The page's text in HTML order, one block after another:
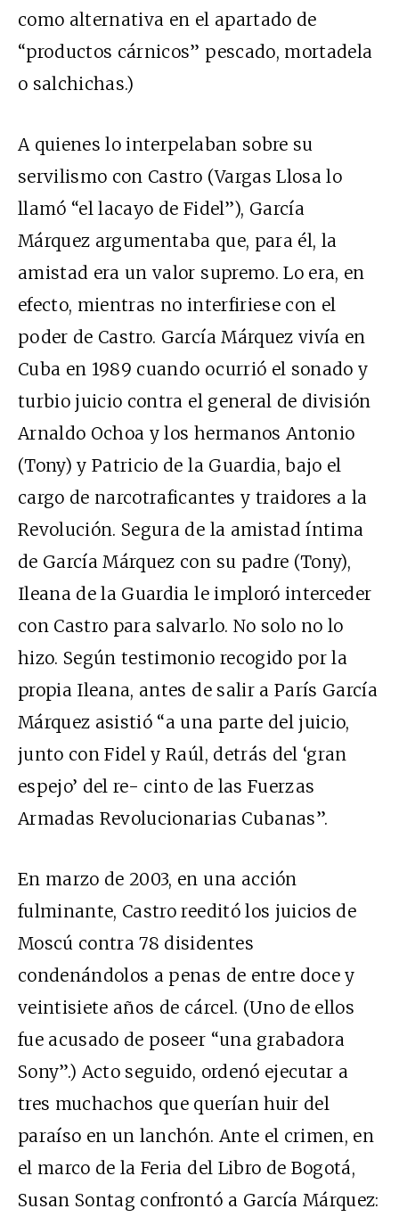
como alternativa en el apartado de
“productos cárnicos” pescado, mortadela
o salchichas.)
A quienes lo interpelaban sobre su
servilismo con Castro (Vargas Llosa lo
llamó “el lacayo de Fidel”), García
Márquez argumentaba que, para él, la
amistad era un valor supremo. Lo era, en
efecto, mientras no interfiriese con el
poder de Castro. García Márquez vivía en
Cuba en 1989 cuando ocurrió el sonado y
turbio juicio contra el general de división
Arnaldo Ochoa y los hermanos Antonio
(Tony) y Patricio de la Guardia, bajo el
cargo de narcotraficantes y traidores a la
Revolución. Segura de la amistad íntima
de García Márquez con su padre (Tony),
Ileana de la Guardia le imploró interceder
con Castro para salvarlo. No solo no lo
hizo. Según testimonio recogido por la
propia Ileana, antes de salir a París García
Márquez asistió “a una parte del juicio,
junto con Fidel y Raúl, detrás del ‘gran
espejo’ del re- cinto de las Fuerzas
Armadas Revolucionarias Cubanas”.
En marzo de 2003, en una acción
fulminante, Castro reeditó los juicios de
Moscú contra 78 disidentes
condenándolos a penas de entre doce y
veintisiete años de cárcel. (Uno de ellos
fue acusado de poseer “una grabadora
Sony”.) Acto seguido, ordenó ejecutar a
tres muchachos que querían huir del
paraíso en un lanchón. Ante el crimen, en
el marco de la Feria del Libro de Bogotá,
Susan Sontag confrontó a García Márquez: